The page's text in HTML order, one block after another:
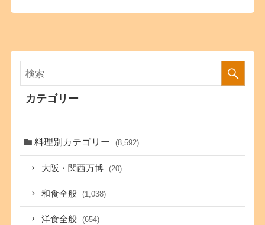
カテゴリー
料理別カテゴリー (8,592)
大阪・関西万博 (20)
和食全般 (1,038)
洋食全般 (654)